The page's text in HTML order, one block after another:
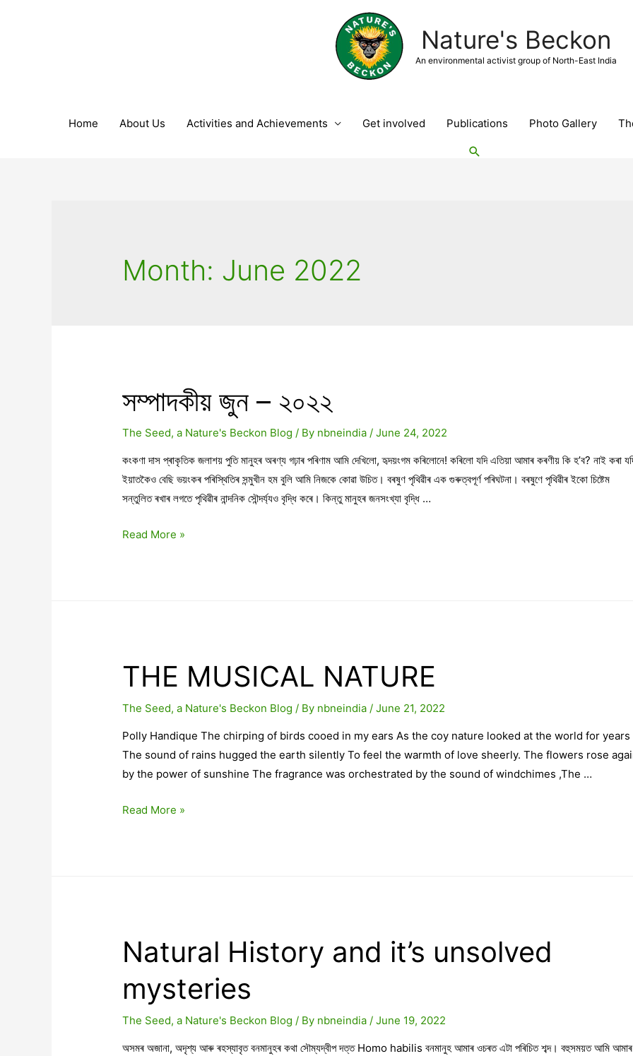
Nature's Beckon
An environmental activist group of North-East India
Home About Us Activities and Achievements Get involved Publications Photo Gallery
Search
Month: June 2022
সম্পাদকীয় জুন – ২০২২
The Seed, a Nature's Beckon Blog / By nbneindia /June 24, 2022
কংকণা দাস প্ৰাকৃতিক জলাশয় পুতি মানুহৰ অৰণ্য গঢ়াৰ পৰিণাম আমি দেখিলো, হৃদয়ংগম কৰিলোনে! কৰিলো যদি এতিয়া আমাৰ কৰণীয় কি হ’ব? নাই কৰা
ইয়াতকৈও বেছি ভয়ংকৰ পৰিস্থিতিৰ সন্মুখীন হম বুলি আমি নিজকে কোৱা উচিত। বৰষুণ পৃথিৱীৰ এক গুৰুত্বপূৰ্ণ পৰিঘটনা। বৰষুণে পৃথিৱীৰ ইকো চিষ্টেম
সন্তুলিত ৰখাৰ লগতে পৃথিৱীৰ নান্দনিক সৌন্দৰ্য্যও বৃদ্ধি কৰে। কিন্তু মানুহৰ জনসংখ্যা বৃদ্ধি …
সম্পাদকীয়
Read More »
THE MUSICAL NATURE
The Seed, a Nature's Beckon Blog / By nbneindia /June 21, 2022
Polly Handique The chirping of birds cooed in my ears As the coy nature looked at the world for years
The sound of rains hugged the earth silently To feel the warmth of love sheerly. The flowers rose
by the power of sunshine The fragrance was orchestrated by the sound of windchimes ,The …
THE
Read More »
Natural History and it’s unsolved
mysteries
The Seed, a Nature's Beckon Blog / By nbneindia /June 19, 2022
অসমৰ অজানা, অদৃশ্য আৰু ৰহস্যাবৃত বনমানুহৰ কথা সৌম্যদ্বীপ দত্ত Homo habilis বনমানুহ আমাৰ ওচৰত এটা পৰিচিত শব্দ। বহুসময়ত আমি আমাৰ